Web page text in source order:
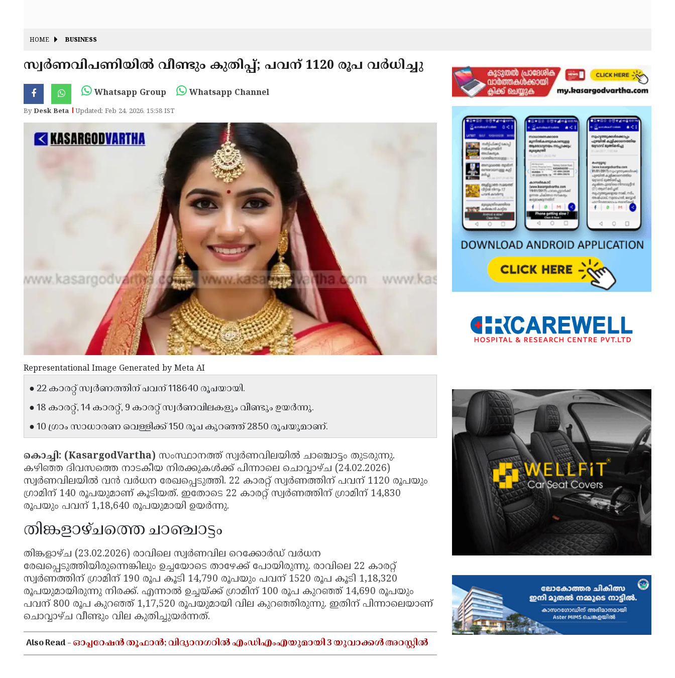
HOME BUSINESS
സ്വർണവിപണിയിൽ വീണ്ടും കുതിപ്പ്; പവന് 1120 രൂപ വർധിച്ചു
Whatsapp Group Whatsapp Channel
ByDesk Beta Updated: Feb 24, 2026, 15:58 IST
Representational Image Generated by Meta AI
● 22 കാരറ്റ് സ്വർണത്തിന് പവന് 118640 രൂപയായി.
● 18 കാരറ്റ്, 14 കാരറ്റ്, 9 കാരറ്റ് സ്വർണവിലകളും വീണ്ടും ഉയർന്നു.
● 10 ഗ്രാം സാധാരണ വെള്ളിക്ക് 150 രൂപ കുറഞ്ഞ് 2850 രൂപയുമാണ്.
കൊച്ചി: (KasargodVartha) സംസ്ഥാനത്ത് സ്വർണവിലയിൽ ചാഞ്ചാട്ടം തുടരുന്നു.
കഴിഞ്ഞ ദിവസത്തെ നാടകീയ നിരക്കുകൾക്ക് പിന്നാലെ ചൊവ്വാഴ്ച (24.02.2026)
സ്വർണവിലയിൽ വൻ വർധന രേഖപ്പെടുത്തി. 22 കാരറ്റ് സ്വർണത്തിന് പവന് 1120 രൂപയും
ഗ്രാമിന് 140 രൂപയുമാണ് കൂടിയത്. ഇതോടെ 22 കാരറ്റ് സ്വർണത്തിന് ഗ്രാമിന് 14,830
രൂപയും പവന് 1,18,640 രൂപയുമായി ഉയർന്നു.
തിങ്കളാഴ്ചത്തെ ചാഞ്ചാട്ടം
തിങ്കളാഴ്ച (23.02.2026) രാവിലെ സ്വർണവില റെക്കോർഡ് വർധന
രേഖപ്പെടുത്തിയിരുന്നെങ്കിലും ഉച്ചയോടെ താഴേക്ക് പോയിരുന്നു. രാവിലെ 22 കാരറ്റ്
സ്വർണത്തിന് ഗ്രാമിന് 190 രൂപ കൂടി 14,790 രൂപയും പവന് 1520 രൂപ കൂടി 1,18,320
രൂപയുമായിരുന്നു നിരക്ക്. എന്നാൽ ഉച്ചയ്ക്ക് ഗ്രാമിന് 100 രൂപ കുറഞ്ഞ് 14,690 രൂപയും
പവന് 800 രൂപ കുറഞ്ഞ് 1,17,520 രൂപയുമായി വില കുറഞ്ഞിരുന്നു. ഇതിന് പിന്നാലെയാണ്
ചൊവ്വാഴ്ച വീണ്ടും വില കുതിച്ചുയർന്നത്.
Also Read -ഓപ്പറേഷൻ തൂഫാൻ; വിദ്യാനഗറിൽ എംഡിഎംഎയുമായി 3 യുവാക്കൾ അറസ്റ്റിൽ